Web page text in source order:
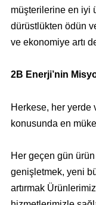
müşterilerine en iyi
dürüstlükten ödün
ve ekonomiye artı
2B Enerji’nin
Herkese, her yerde
konusunda en
Her geçen gün
genişletmek, yeni
artırmak